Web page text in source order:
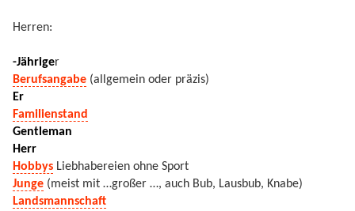
Herren:
-Jähriger
Berufsangabe (allgemein oder präzis)
Er
Familienstand
Gentleman
Herr
Hobbys Liebhabereien ohne Sport
Junge (meist mit …großer …, auch Bub, Lausbub, Knabe)
Landsmannschaft